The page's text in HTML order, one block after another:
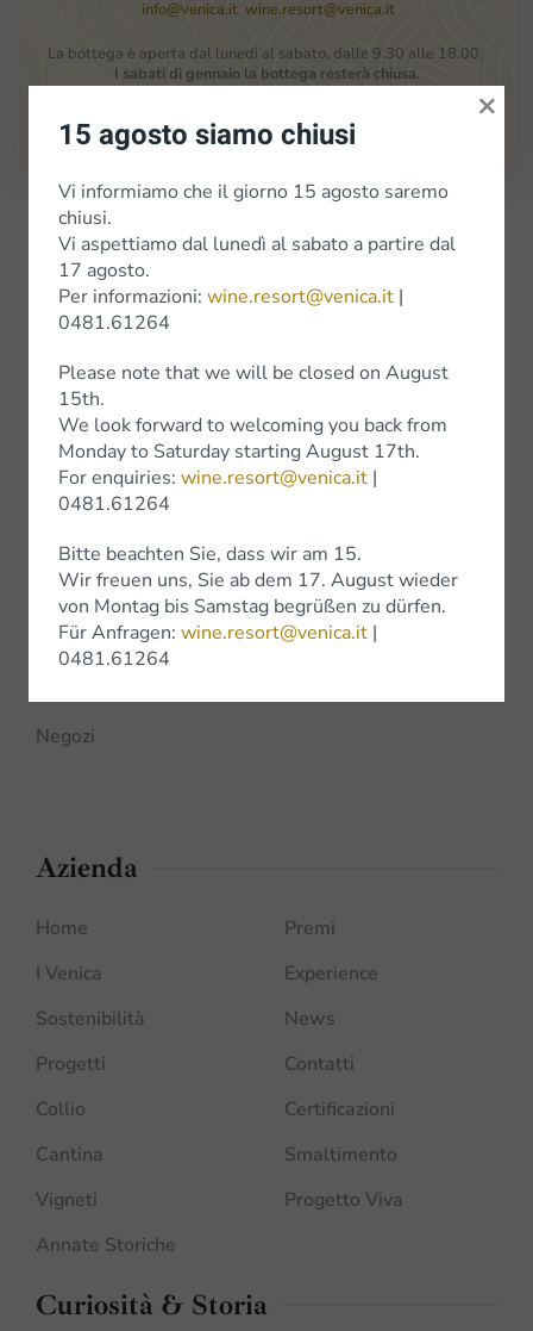
info@venica.it wine.resort@venica.it
La bottega è aperta dal lunedì al sabato, dalle 9.30 alle 18.00.
I sabati di gennaio la bottega resterà chiusa.
Google Maps
Vini
Vini bianchi
Vini Rossi
Wine Experience
Shop
Shop Online
Negozi
Azienda
Home
I Venica
Sostenibilità
Progetti
Collio
Cantina
Vigneti
Annate Storiche
Premi
Experience
News
Contatti
Certificazioni
Smaltimento
Progetto Viva
Curiosità & Storia
15 agosto siamo chiusi
Vi informiamo che il giorno 15 agosto saremo
chiusi.
Vi aspettiamo dal lunedì al sabato a partire dal
17 agosto.
Per informazioni: wine.resort@venica.it |
0481.61264
Please note that we will be closed on August
15th.
We look forward to welcoming you back from
Monday to Saturday starting August 17th.
For enquiries: wine.resort@venica.it |
0481.61264
Bitte beachten Sie, dass wir am 15.
Wir freuen uns, Sie ab dem 17. August wieder
von Montag bis Samstag begrüßen zu dürfen.
Für Anfragen: wine.resort@venica.it |
0481.61264
×